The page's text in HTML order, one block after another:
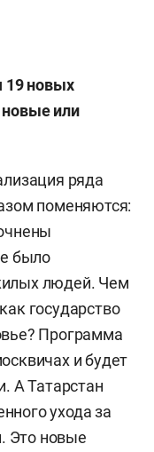
19 новых
или
ряда
поменяются:
было
людей. Чем
государство
Программа
и будет
А Татарстан
ухода за
Это новые